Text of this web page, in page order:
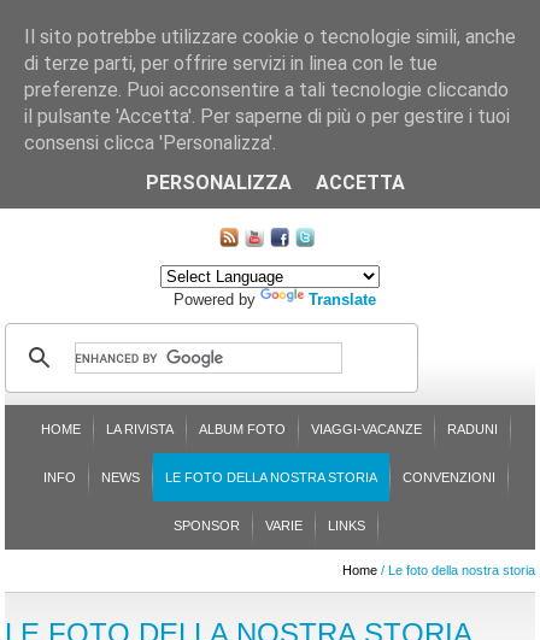
CHI SIAMO LE SEZIONI ASSICURGRANDA
ISCRIZIONE L'AVVOCATO RISPONDE SONDAGGI
Powered by Translate
HOME LA RIVISTA ALBUM FOTO VIAGGI-VACANZE RADUNI
INFO NEWS LE FOTO DELLA NOSTRA STORIA CONVENZIONI
SPONSOR VARIE LINKS
Home/ Le foto della nostra storia
Il sito potrebbe utilizzare cookie o tecnologie simili, anche
di terze parti, per offrire servizi in linea con le tue
preferenze. Puoi acconsentire a tali tecnologie cliccando
il pulsante 'Accetta'. Per saperne di più o per gestire i tuoi
consensi clicca 'Personalizza'.
PERSONALIZZA
ACCETTA